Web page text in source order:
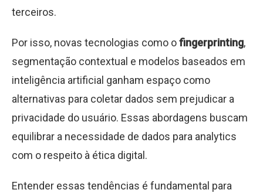
terceiros.
Por isso, novas tecnologias como ofingerprinting,
segmentação contextual e modelos baseados em
inteligência artificial ganham espaço como
alternativas para coletar dados sem prejudicar a
privacidade do usuário. Essas abordagens buscam
equilibrar a necessidade de dados para analytics
com o respeito à ética digital.
Entender essas tendências é fundamental para